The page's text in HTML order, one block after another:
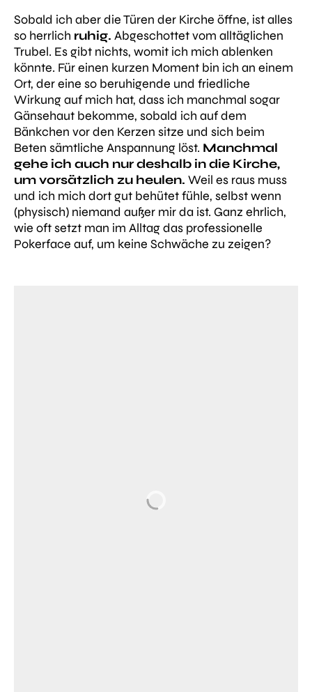
Sobald ich aber die Türen der Kirche öffne, ist alles
so herrlich ruhig. Abgeschottet vom alltäglichen
Trubel. Es gibt nichts, womit ich mich ablenken
könnte. Für einen kurzen Moment bin ich an einem
Ort, der eine so beruhigende und friedliche
Wirkung auf mich hat, dass ich manchmal sogar
Gänsehaut bekomme, sobald ich auf dem
Bänkchen vor den Kerzen sitze und sich beim
Beten sämtliche Anspannung löst. Manchmal
gehe ich auch nur deshalb in die Kirche,
um vorsätzlich zu heulen. Weil es raus muss
und ich mich dort gut behütet fühle, selbst wenn
(physisch) niemand außer mir da ist. Ganz ehrlich,
wie oft setzt man im Alltag das professionelle
Pokerface auf, um keine Schwäche zu zeigen?